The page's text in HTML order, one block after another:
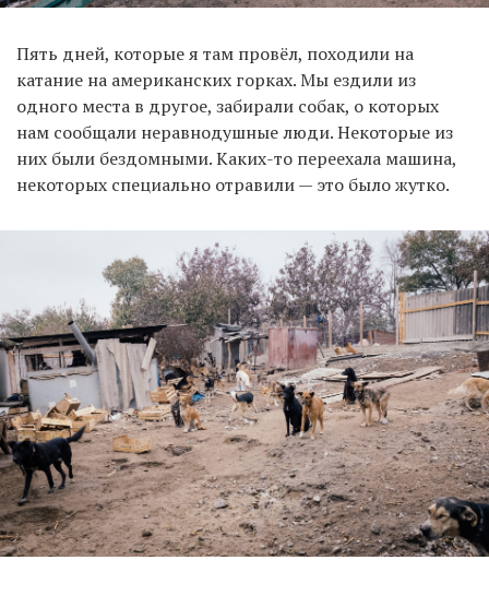
Пять дней, которые я там провёл, походили на
катание на американских горках. Мы ездили из
одного места в другое, забирали собак, о которых
нам сообщали неравнодушные люди. Некоторые из
них были бездомными. Каких-то переехала машина,
некоторых специально отравили — это было жутко.